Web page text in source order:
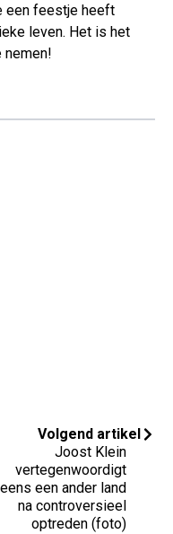
een feestje heeft
leven. Het is het
nemen!
Volgend artikel
Joost Klein
vertegenwoordigt
een ander land
na controversieel
optreden (foto)